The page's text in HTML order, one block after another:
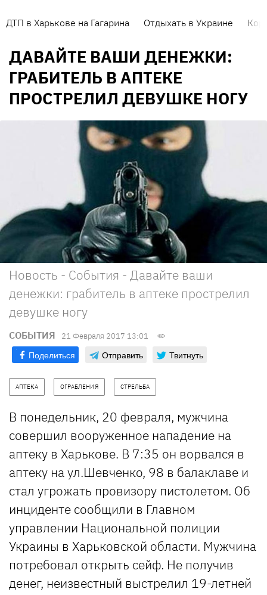
ДТП в Харькове на Гагарина Отдыхать в Украине
ДАВАЙТЕ ВАШИ ДЕНЕЖКИ:
ГРАБИТЕЛЬ В АПТЕКЕ
ПРОСТРЕЛИЛ ДЕВУШКЕ НОГУ
Новость - События - Давайте ваши
денежки: грабитель в аптеке прострелил
девушке ногу
СОБЫТИЯ 21 Февраля 2017 13:01
Поделиться Отправить Твитнуть
АПТЕКА ОГРАБЛЕНИЯ СТРЕЛЬБА
В понедельник, 20 февраля, мужчина
совершил вооруженное нападение на
аптеку в Харькове. В 7:35 он ворвался в
аптеку на ул.Шевченко, 98 в балаклаве и
стал угрожать провизору пистолетом. Об
инциденте сообщили в Главном
управлении Национальной полиции
Украины в Харьковской области. Мужчина
потребовал открыть сейф. Не получив
денег, неизвестный выстрелил 19-летней